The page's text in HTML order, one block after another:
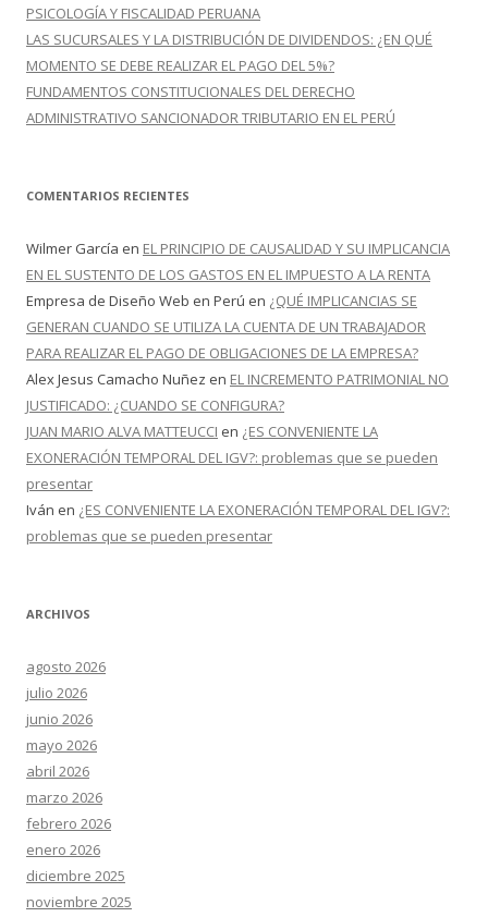
PSICOLOGÍA Y FISCALIDAD PERUANA
LAS SUCURSALES Y LA DISTRIBUCIÓN DE DIVIDENDOS: ¿EN QUÉ
MOMENTO SE DEBE REALIZAR EL PAGO DEL 5%?
FUNDAMENTOS CONSTITUCIONALES DEL DERECHO
ADMINISTRATIVO SANCIONADOR TRIBUTARIO EN EL PERÚ
COMENTARIOS RECIENTES
Wilmer García en EL PRINCIPIO DE CAUSALIDAD Y SU IMPLICANCIA
EN EL SUSTENTO DE LOS GASTOS EN EL IMPUESTO A LA RENTA
Empresa de Diseño Web en Perú en ¿QUÉ IMPLICANCIAS SE
GENERAN CUANDO SE UTILIZA LA CUENTA DE UN TRABAJADOR
PARA REALIZAR EL PAGO DE OBLIGACIONES DE LA EMPRESA?
Alex Jesus Camacho Nuñez en EL INCREMENTO PATRIMONIAL NO
JUSTIFICADO: ¿CUANDO SE CONFIGURA?
JUAN MARIO ALVA MATTEUCCI en ¿ES CONVENIENTE LA
EXONERACIÓN TEMPORAL DEL IGV?: problemas que se pueden
presentar
Iván en ¿ES CONVENIENTE LA EXONERACIÓN TEMPORAL DEL IGV?:
problemas que se pueden presentar
ARCHIVOS
agosto 2026
julio 2026
junio 2026
mayo 2026
abril 2026
marzo 2026
febrero 2026
enero 2026
diciembre 2025
noviembre 2025